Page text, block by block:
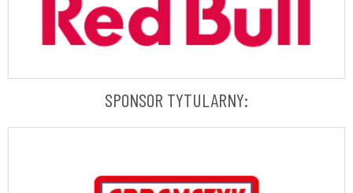
SPONSOR TYTULARNY: